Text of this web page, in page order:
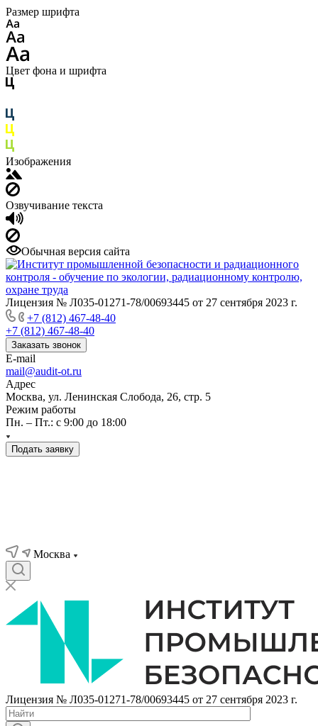
Размер шрифта
Цвет фона и шрифта
Изображения
Озвучивание текста
Обычная версия сайта
Лицензия № Л035-01271-78/00693445 от 27 сентября 2023 г.
+7 (812) 467-48-40
+7 (812) 467-48-40
Заказать звонок
E-mail
mail@audit-ot.ru
Адрес
Москва, ул. Ленинская Слобода, 26, стр. 5
Режим работы
Пн. – Пт.: с 9:00 до 18:00
Подать заявку
Москва
Лицензия № Л035-01271-78/00693445 от 27 сентября 2023 г.